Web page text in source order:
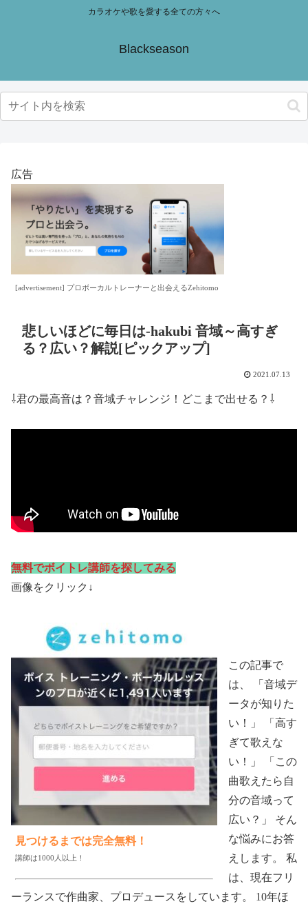
カラオケや歌を愛する全ての方々へ
Blackseason
広告
[advertisement] プロボーカルトレーナーと出会えるZehitomo
悲しいほどに毎日は-hakubi 音域～高すぎ
る？広い？解説[ピックアップ]
2021.07.13
⇩君の最高音は？音域チャレンジ！どこまで出せる？⇩
無料でボイトレ講師を探してみる
画像をクリック↓
見つけるまでは完全無料！
講師は1000人以上！
この記事で
は、 「音域デ
ータが知りた
い！」 「高す
ぎて歌えな
い！」 「この
曲歌えたら自
分の音域って
広い？」 そん
な悩みにお答
えします。 私
は、現在フリ
ーランスで作曲家、プロデュースをしています。 10年ほ